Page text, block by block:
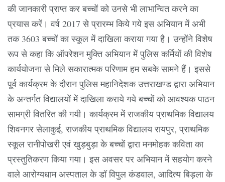
की जानकारी प्राप्त कर बच्चों को उनसे भी लाभान्वित करने का
प्रयास करें। वर्ष 2017 से प्रारम्भ किये गये इस अभियान में अभी
तक 3603 बच्चों का स्कूल में दाखिला कराया गया है। उन्होंने विशेष
रूप से कहा कि ऑपरेशन मुक्ति अभियान में पुलिस कर्मियों की विशेष
कार्ययोजना से मिले सकारात्मक परिणाम हम सबके सामने हैं। इससे
पूर्व कार्यक्रम के दौरान पुलिस महानिदेशक उत्तराखण्ड द्वारा अभियान
के अन्तर्गत विद्यालयों में दाखिला कराये गये बच्चों को आवश्यक पाठन
सामग्री वितरित की गयी। कार्यक्रम में राजकीय प्राथमिक विद्यालय
शिवनगर सेलाकुई, राजकीय प्राथमिक विद्यालय रायपुर, प्राथमिक
स्कूल रानीपोखरी एवं खुड़बुड़ा के बच्चों द्वारा मनमोहक कविता का
प्रस्तुतिकरण किया गया। इस अवसर पर अभियान में सहयोग करने
वाले आरोग्यधाम अस्पताल के डॉ विपुल कंडवाल, आदित्य बिड़ला के